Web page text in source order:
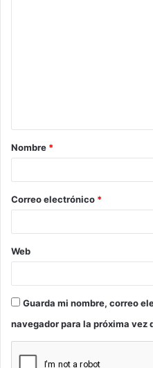
a
r
*
Nombre *
Correo electrónico *
Web
Guarda mi nombre, correo
navegador para la próxima vez